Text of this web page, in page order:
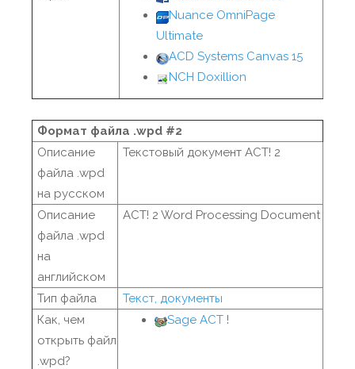
Nuance OmniPage
Ultimate
ACD Systems Canvas 15
NCH Doxillion
Формат файла .wpd #2
Описание
файла .wpd
на русском
Текстовый документ ACT! 2
Описание
файла .wpd
на
английском
ACT! 2 Word Processing Document
Тип файла
Текст, документы
Как, чем
открыть файл
.wpd?
Sage ACT !